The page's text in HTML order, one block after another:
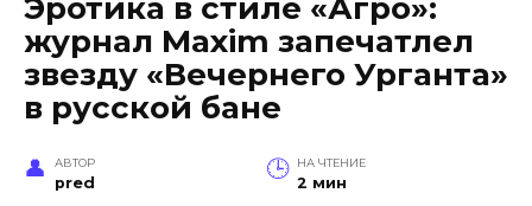
Эротика в стиле «Агро»:
журнал Maxim запечатлел
звезду «Вечернего Урганта»
в русской бане
АВТОР
pred
НА ЧТЕНИЕ
2 мин